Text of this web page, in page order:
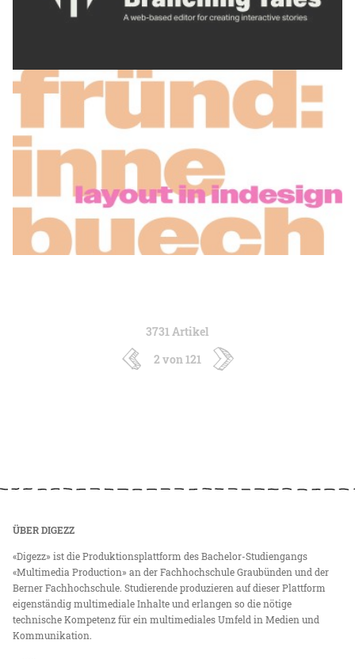
3731 Artikel
2 von 121
ÜBER DIGEZZ
«Digezz» ist die Produktionsplattform des Bachelor-Studiengangs
«Multimedia Production» an der Fachhochschule Graubünden und der
Berner Fachhochschule. Studierende produzieren auf dieser Plattform
eigenständig multimediale Inhalte und erlangen so die nötige
technische Kompetenz für ein multimediales Umfeld in Medien und
Kommunikation.